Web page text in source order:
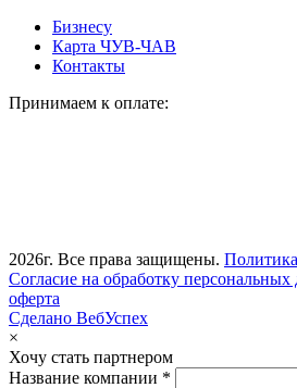
Бизнесу
Карта ЧУВ-ЧАВ
Контакты
Принимаем к оплате:
2026г. Все права защищены.
Согласие на обработку
оферта
Сделано ВебУспех
×
Хочу стать партнером
Название компании *